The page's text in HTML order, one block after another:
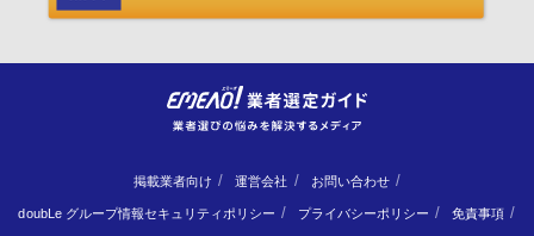
掲載業者向け 運営会社 お問い合わせ
doubLe グループ情報セキュリティポリシー プライバシーポリシー 免責事項